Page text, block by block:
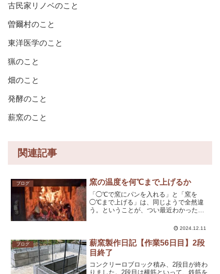
古民家リノベのこと
曽爾村のこと
東洋医学のこと
猟のこと
畑のこと
発酵のこと
薪窯のこと
関連記事
ブログ 窯の温度を何℃まで上げるか
「◯℃で窯にパンを入れる」と「窯を
◯℃まで上げる」は、同じようで全然違
う。ということが、つい最近わかった。
で窯にパンを入れる」を意識してやって
うとしたときに想定より温度...
2024.12.11
ブログ
薪窯製作日記【作業56日目】2段
目終了
コンクリーロブロック積み、2段目が終わ
りました。2段目は横筋といって、鉄筋を